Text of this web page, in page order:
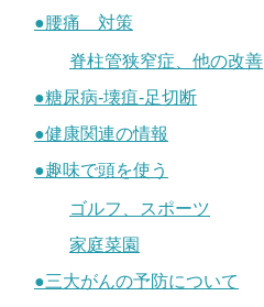
●腰痛 対策
脊柱管狭窄症、他の改善
●糖尿病-壊疽-足切断
●健康関連の情報
●趣味で頭を使う
ゴルフ、スポーツ
家庭菜園
●三大がんの予防について